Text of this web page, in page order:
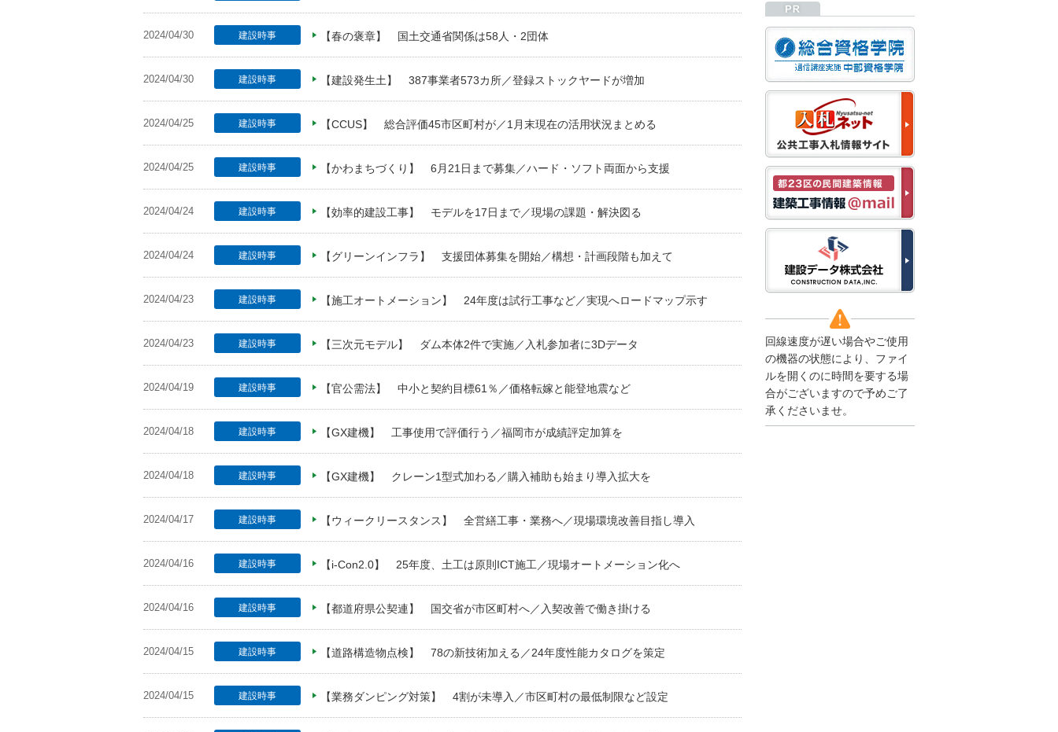
建設時事
2024/04/30 【春の褒章】 国土交通省関係は58人・2団体
建設時事
2024/04/30 【建設発生土】 387事業者573カ所／登録ストックヤードが増加
建設時事
2024/04/25 【CCUS】 総合評価45市区町村が／1月末現在の活用状況まとめる
建設時事
2024/04/25 【かわまちづくり】 6月21日まで募集／ハード・ソフト両面から支援
建設時事
2024/04/24 【効率的建設工事】 モデルを17日まで／現場の課題・解決図る
建設時事
2024/04/24 【グリーンインフラ】 支援団体募集を開始／構想・計画段階も加えて
建設時事
2024/04/23 【施工オートメーション】 24年度は試行工事など／実現へロードマップ示す
建設時事
2024/04/23 【三次元モデル】 ダム本体2件で実施／入札参加者に3Dデータ
建設時事
2024/04/19 【官公需法】 中小と契約目標61％／価格転嫁と能登地震など
建設時事
2024/04/18 【GX建機】 工事使用で評価行う／福岡市が成績評定加算を
建設時事
2024/04/18 【GX建機】 クレーン1型式加わる／購入補助も始まり導入拡大を
建設時事
2024/04/17 【ウィークリースタンス】 全営繕工事・業務へ／現場環境改善目指し導入
建設時事
2024/04/16 【i-Con2.0】 25年度、土工は原則ICT施工／現場オートメーション化へ
建設時事
2024/04/16 【都道府県公契連】 国交省が市区町村へ／入契改善で働き掛ける
建設時事
2024/04/15 【道路構造物点検】 78の新技術加える／24年度性能カタログを策定
建設時事
2024/04/15 【業務ダンピング対策】 4割が未導入／市区町村の最低制限など設定
い申し上げます。
から通常通り運営いたし
ます。
2025/12/22
●年末年始に伴う情報更
新停止のお知らせ●
建設資料館をご利用いた
だき、誠に有難うござい
ます。
下記の期間につきまし
て、弊社休業のため情報
更新を停止させていただ
きます。
【期間】１２月２７日
(土)～１月４日(日)
上記の期間、情報の更新
がされませんので、ご了
承のほど、よろしくお願
なお、情報は１月５日
(月)より登録されます。
2025/08/04
●夏季休業に伴う情報更
新停止のお知らせ●
建設資料館をご利用いた
だき、誠に有難うござい
回線速度が遅い場合やご使用
の機器の状態により、ファイ
ルを開くのに時間を要する場
合がございますので予めご了
承くださいませ。